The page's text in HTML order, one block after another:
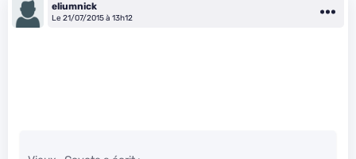
eliumnick
Le 21/07/2015 à 13h12